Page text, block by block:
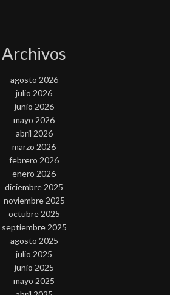
Archivos
agosto 2026
julio 2026
junio 2026
mayo 2026
abril 2026
marzo 2026
febrero 2026
enero 2026
diciembre 2025
noviembre 2025
octubre 2025
septiembre 2025
agosto 2025
julio 2025
junio 2025
mayo 2025